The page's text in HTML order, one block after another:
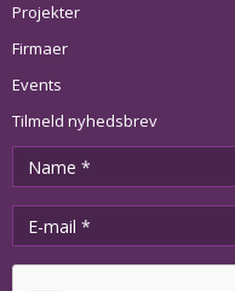
Projekter
Firmaer
Events
Tilmeld nyhedsbrev